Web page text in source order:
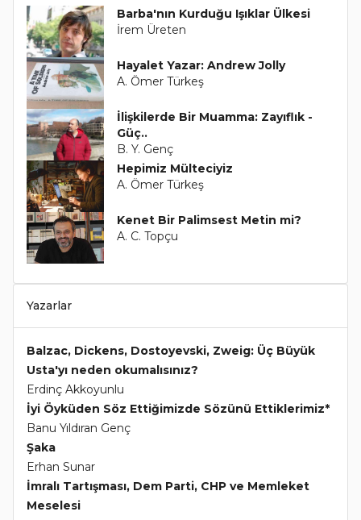
Barba'nın Kurduğu Işıklar Ülkesi
İrem Üreten
Hayalet Yazar: Andrew Jolly
A. Ömer Türkeş
İlişkilerde Bir Muamma: Zayıflık -
Güç..
B. Y. Genç
Hepimiz Mülteciyiz
A. Ömer Türkeş
Kenet Bir Palimsest Metin mi?
A. C. Topçu
Yazarlar
Balzac, Dickens, Dostoyevski, Zweig: Üç Büyük
Usta'yı neden okumalısınız?
Erdinç Akkoyunlu
İyi Öyküden Söz Ettiğimizde Sözünü Ettiklerimiz*
Banu Yıldıran Genç
Şaka
Erhan Sunar
İmralı Tartışması, Dem Parti, CHP ve Memleket
Meselesi